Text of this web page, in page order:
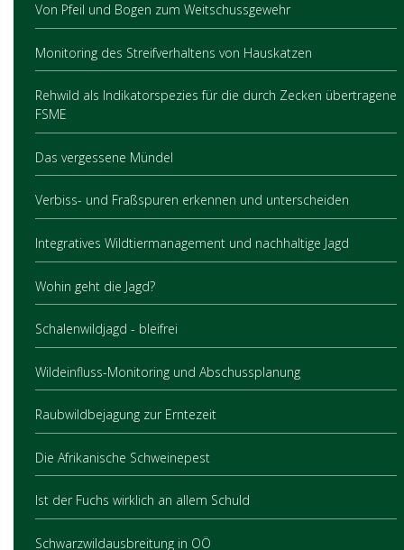
Von Pfeil und Bogen zum Weitschussgewehr
Monitoring des Streifverhaltens von Hauskatzen
Rehwild als Indikatorspezies für die durch Zecken übertragene
FSME
Das vergessene Mündel
Verbiss- und Fraßspuren erkennen und unterscheiden
Integratives Wildtiermanagement und nachhaltige Jagd
Wohin geht die Jagd?
Schalenwildjagd - bleifrei
Wildeinfluss-Monitoring und Abschussplanung
Raubwildbejagung zur Erntezeit
Die Afrikanische Schweinepest
Ist der Fuchs wirklich an allem Schuld
Schwarzwildausbreitung in OÖ